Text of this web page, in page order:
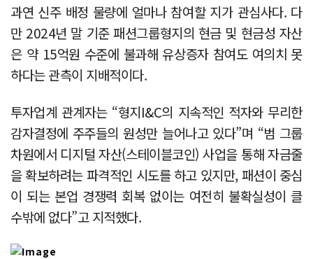
과연 신주 배정 물량에 얼마나 참여할 지가 관심사다. 다
만 2024년 말 기준 패션그룹형지의 현금 및 현금성 자산
은 약 15억원 수준에 불과해 유상증자 참여도 여의치 못
하다는 관측이 지배적이다.
투자업계 관계자는 “형지I&C의 지속적인 적자와 무리한
감자결정에 주주들의 원성만 늘어나고 있다”며 “범 그룹
차원에서 디지털 자산(스테이블코인) 사업을 통해 자금줄
을 확보하려는 파격적인 시도를 하고 있지만, 패션이 중심
이 되는 본업 경쟁력 회복 없이는 여전히 불확실성이 클
수밖에 없다”고 지적했다.